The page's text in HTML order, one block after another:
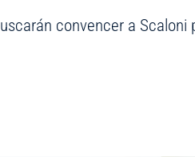
convencer a Scaloni